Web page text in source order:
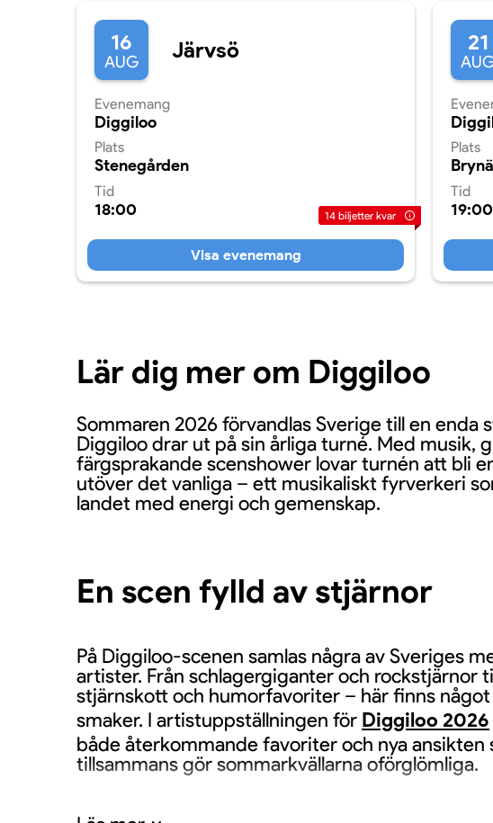
16
AUG Järvsö
Plats
Stenegården
Evenemang
Diggiloo
Tid
18:00
Visa evenemang
14 biljetter kvar
21
Plats
Tid
19:00
Lär dig mer om Diggiloo
Sommaren 2026 förvandlas Sverige till en enda
Diggiloo drar ut på sin årliga turné. Med musik,
färgsprakande scenshower lovar turnén att bli
utöver det vanliga – ett musikaliskt fyrverkeri
landet med energi och gemenskap.
En scen fylld av stjärnor
På Diggiloo-scenen samlas några av Sveriges
artister. Från schlagergiganter och rockstjärnor
stjärnskott och humorfavoriter – här finns något
smaker. I artistuppställningen för Diggiloo 2026
både återkommande favoriter och nya ansikten
tillsammans gör sommarkvällarna oförglömliga.